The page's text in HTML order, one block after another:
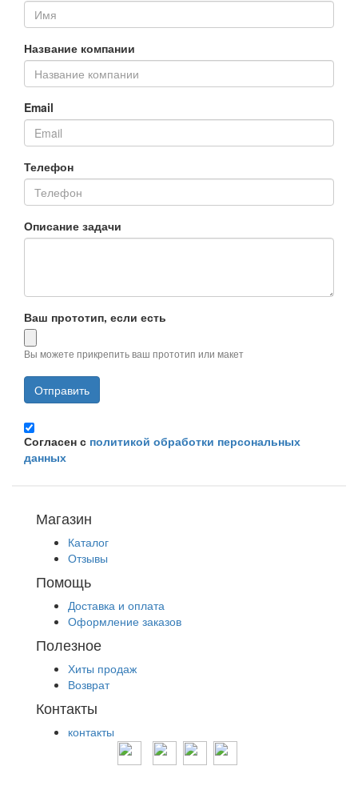
Название компании
Email
Телефон
Описание задачи
Ваш прототип, если есть
Вы можете прикрепить ваш прототип или макет
Согласен с политикой обработки персональных
данных
Магазин
Каталог
Отзывы
Помощь
Доставка и оплата
Оформление заказов
Полезное
Хиты продаж
Возврат
Контакты
контакты